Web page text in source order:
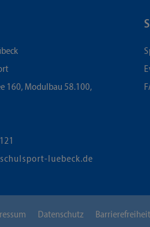
160, Modulbau 58.100,
luebeck.de
Datenschutz Barrierefreiheit